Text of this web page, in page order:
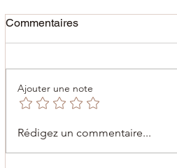
01/06/2025 ✨ The Economic
Commentaires
Ajouter une note
Rédigez un commentaire...